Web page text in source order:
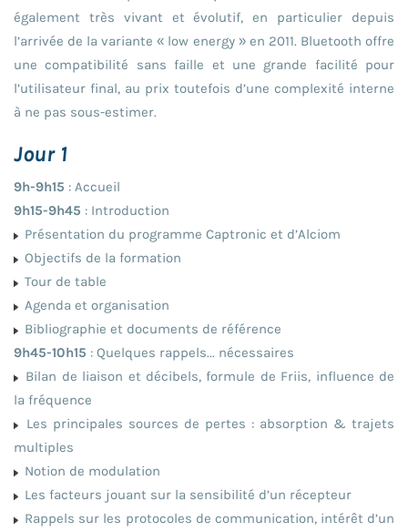
également très vivant et évolutif, en particulier depuis
l’arrivée de la variante « low energy » en 2011. Bluetooth offre
une compatibilité sans faille et une grande facilité pour
l’utilisateur final, au prix toutefois d’une complexité interne
à ne pas sous-estimer.
Jour 1
9h-9h15 : Accueil
9h15-9h45 : Introduction
Présentation du programme Captronic et d’Alciom
Objectifs de la formation
Tour de table
Agenda et organisation
Bibliographie et documents de référence
9h45-10h15 : Quelques rappels... nécessaires
Bilan de liaison et décibels, formule de Friis, influence de
la fréquence
Les principales sources de pertes : absorption & trajets
multiples
Notion de modulation
Les facteurs jouant sur la sensibilité d’un récepteur
Rappels sur les protocoles de communication, intérêt d’un